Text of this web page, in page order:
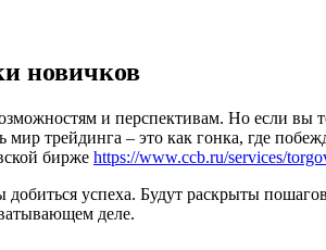
новичков
и перспективам. Но если вы
трейдинга – это как гонка, где
бирже https://www.ccb.ru/services/
добиться успеха. Будут раскрыты
деле.